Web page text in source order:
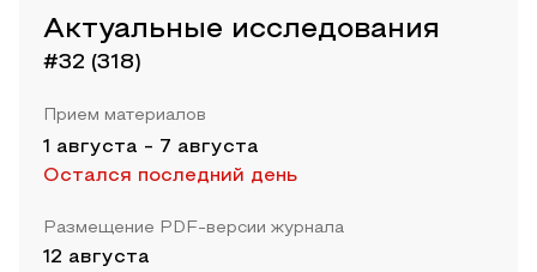
Актуальные исследования
#32 (318)
Прием материалов
1 августа - 7 августа
Остался последний день
Размещение PDF-версии журнала
12 августа